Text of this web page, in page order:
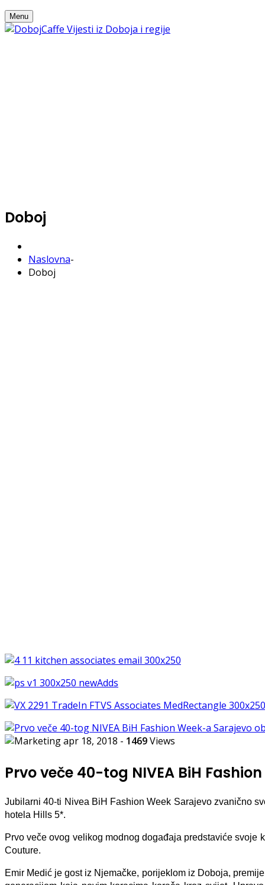
Menu
Doboj
Naslovna-
Doboj
apr 18, 2018 - 1469Views
Prvo veče 40-tog NIVEA BiH
Jubilarni 40-ti Nivea BiH Fashion Week Sarajevo zvanično
hotela Hills 5*.
Prvo veče ovog velikog modnog događaja predstaviće
Couture.
Emir Medić je gost iz Njemačke, porijeklom iz Doboja,